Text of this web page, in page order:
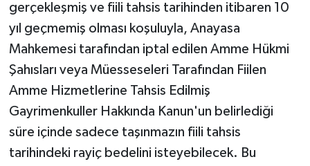
gerçekleşmiş ve fiili tahsis tarihinden itibaren 10
yıl geçmemiş olması koşuluyla, Anayasa
Mahkemesi tarafından iptal edilen Amme Hükmi
Şahısları veya Müesseseleri Tarafından Fiilen
Amme Hizmetlerine Tahsis Edilmiş
Gayrimenkuller Hakkında Kanun'un belirlediği
süre içinde sadece taşınmazın fiili tahsis
tarihindeki rayiç bedelini isteyebilecek. Bu